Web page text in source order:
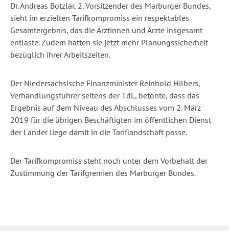
Dr. Andreas Botzlar, 2. Vorsitzender des Marburger Bundes,
sieht im erzielten Tarifkompromiss ein respektables
Gesamtergebnis, das die Ärztinnen und Ärzte insgesamt
entlaste. Zudem hätten sie jetzt mehr Planungssicherheit
bezüglich ihrer Arbeitszeiten.
Der Niedersächsische Finanzminister Reinhold Hilbers,
Verhandlungsführer seitens der TdL, betonte, dass das
Ergebnis auf dem Niveau des Abschlusses vom 2. März
2019 für die übrigen Beschäftigten im öffentlichen Dienst
der Länder liege damit in die Tariflandschaft passe.
Der Tarifkompromiss steht noch unter dem Vorbehalt der
Zustimmung der Tarifgremien des Marburger Bundes.